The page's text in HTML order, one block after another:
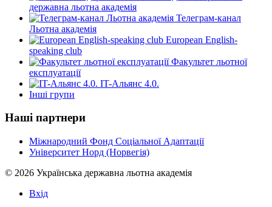
державна льотна академія
Телеграм-канал
Льотна академія
European English-
speaking club
Факультет льотної
експлуатації
IT-Альянс 4.0.
Інші групи
Наші партнери
Міжнародний Фонд Соціальної Адаптації
Університет Норд (Норвегія)
© 2026 Українська державна льотна академія
Вхід